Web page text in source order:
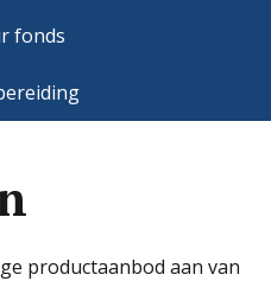
fonds
productaanbod aan van